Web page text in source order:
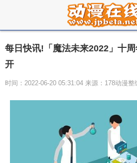
每日快讯!「魔法未来2022」十
开
时间：2022-06-20 05:31:04 来源：178动漫整